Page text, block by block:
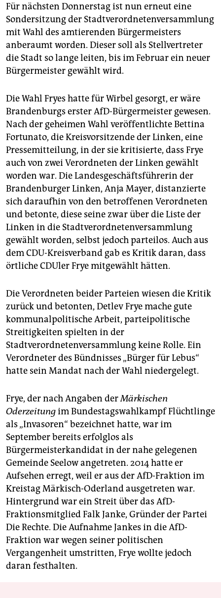
Für nächsten Donnerstag ist nun erneut eine
Sondersitzung der Stadtverordnetenversammlung
mit Wahl des amtierenden Bürgermeisters
anberaumt worden. Dieser soll als Stellvertreter
die Stadt so lange leiten, bis im Februar ein neuer
Bürgermeister gewählt wird.
Die Wahl Fryes hatte für Wirbel gesorgt, er wäre
Brandenburgs erster AfD-Bürgermeister gewesen.
Nach der geheimen Wahl veröffentlichte Bettina
Fortunato, die Kreisvorsitzende der Linken, eine
Pressemitteilung, in der sie kritisierte, dass Frye
auch von zwei Verordneten der Linken gewählt
worden war. Die Landesgeschäftsführerin der
Brandenburger Linken, Anja Mayer, distanzierte
sich daraufhin von den betroffenen Verordneten
und betonte, diese seine zwar über die Liste der
Linken in die Stadtverordnetenversammlung
gewählt worden, selbst jedoch parteilos. Auch aus
dem CDU-Kreisverband gab es Kritik daran, dass
örtliche CDUler Frye mitgewählt hätten.
Die Verordneten beider Parteien wiesen die Kritik
zurück und betonten, Detlev Frye mache gute
kommunalpolitische Arbeit, parteipolitische
Streitigkeiten spielten in der
Stadtverordnetenversammlung keine Rolle. Ein
Verordneter des Bündnisses „Bürger für Lebus“
hatte sein Mandat nach der Wahl niedergelegt.
Frye, der nach Angaben derMärkischen
Oderzeitungim Bundestagswahlkampf Flüchtlinge
als „Invasoren“ bezeichnet hatte, war im
September bereits erfolglos als
Bürgermeisterkandidat in der nahe gelegenen
Gemeinde Seelow angetreten. 2014 hatte er
Aufsehen erregt, weil er aus der AfD-Fraktion im
Kreistag Märkisch-Oderland ausgetreten war.
Hintergrund war ein Streit über das AfD-
Fraktionsmitglied Falk Janke, Gründer der Partei
Die Rechte. Die Aufnahme Jankes in die AfD-
Fraktion war wegen seiner politischen
Vergangenheit umstritten, Frye wollte jedoch
daran festhalten.